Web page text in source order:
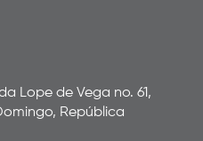
Lope de Vega no. 61,
República